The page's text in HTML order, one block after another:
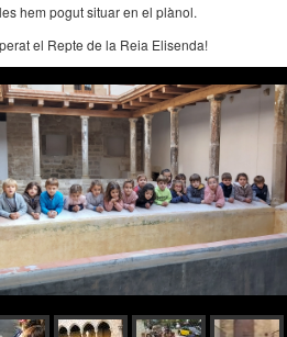
hem pogut situar en el plànol.
el Repte de la Reia Elisenda!